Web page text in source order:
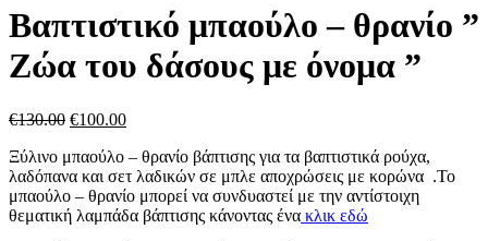
€85.00.
είναι:
€75.00.
Βαπτιστικό μπαούλο – θρανίο ”
Ζώα του δάσους με όνομα ”
€130.00 Original
was:
€130.00.
€100.00Η
τιμή
είναι:
€100.00.
Ξύλινο μπαούλο – θρανίο βάπτισης για τα βαπτιστικά ρούχα,
λαδόπανα και σετ λαδικών σε μπλε αποχρώσεις με κορώνα .Το
μπαούλο – θρανίο μπορεί να συνδυαστεί με την αντίστοιχη
θεματική λαμπάδα βάπτισης κάνοντας ένα κλικ εδώ